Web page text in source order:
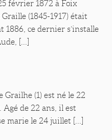
février 1872 à Foix
(1845-1917) était
ce dernier s’installe
[...]
(1) est né le 22
de 22 ans, il est
marie le 24 juillet [...]